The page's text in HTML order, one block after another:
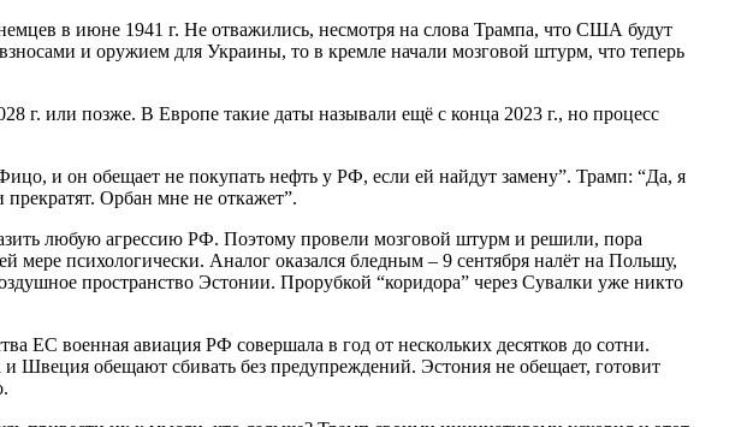
в июне 1941 г. Не отважились, несмотря на слова Трампа, что США будут
и оружием для Украины, то в кремле начали мозговой штурм, что теперь
г. или позже. В Европе такие даты называли ещё с конца 2023 г., но процесс
и он обещает не покупать нефть у РФ, если ей найдут замену”. Трамп: “Да, я
Орбан мне не откажет”.
любую агрессию РФ. Поэтому провели мозговой штурм и решили, пора
психологически. Аналог оказался бледным – 9 сентября налёт на Польшу,
пространство Эстонии. Прорубкой “коридора” через Сувалки уже никто
ЕС военная авиация РФ совершала в год от нескольких десятков до сотни.
Швеция обещают сбивать без предупреждений. Эстония не обещает, готовит